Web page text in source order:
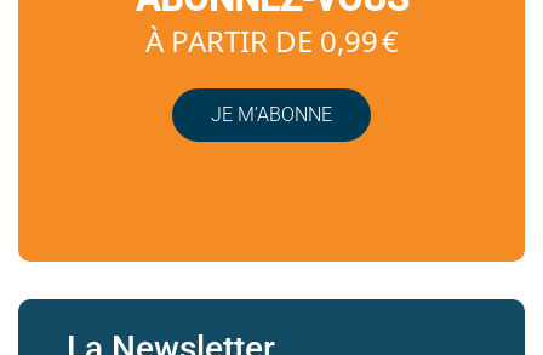
À PARTIR DE 0,99 €
JE M’ABONNE